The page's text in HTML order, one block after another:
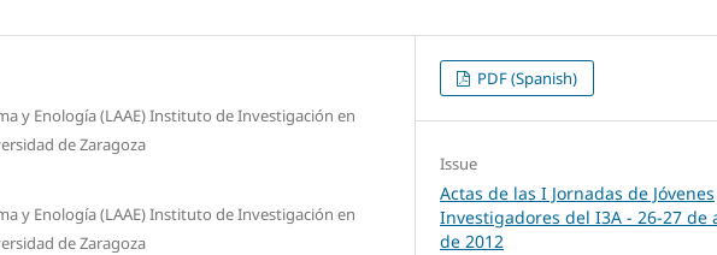
y Enología (LAAE) Instituto de Investigación en
de Zaragoza
y Enología (LAAE) Instituto de Investigación en
de Zaragoza
PDF (Spanish)
Issue
Actas de las I Jornadas de Jóvenes
Investigadores del I3A - 26‐27 de
de 2012